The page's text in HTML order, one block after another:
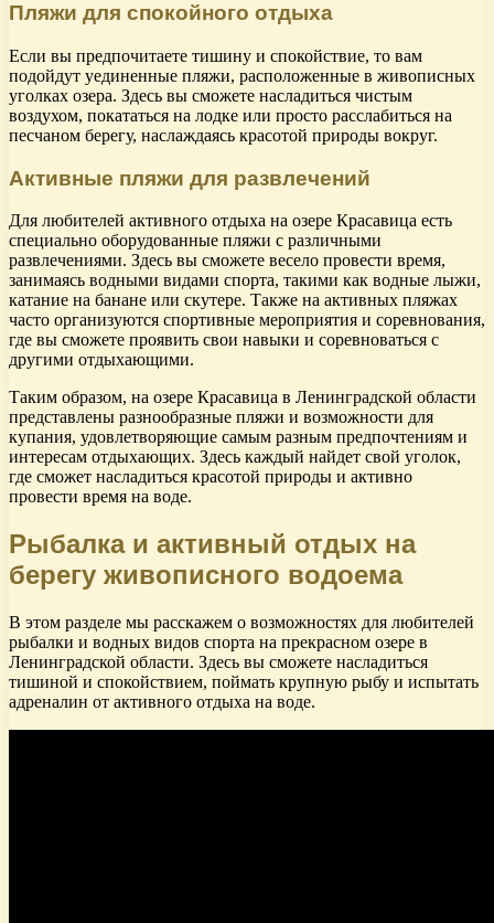
Пляжи для спокойного отдыха
Если вы предпочитаете тишину и спокойствие, то вам
подойдут уединенные пляжи, расположенные в живописных
уголках озера. Здесь вы сможете насладиться чистым
воздухом, покататься на лодке или просто расслабиться на
песчаном берегу, наслаждаясь красотой природы вокруг.
Активные пляжи для развлечений
Для любителей активного отдыха на озере Красавица есть
специально оборудованные пляжи с различными
развлечениями. Здесь вы сможете весело провести время,
занимаясь водными видами спорта, такими как водные лыжи,
катание на банане или скутере. Также на активных пляжах
часто организуются спортивные мероприятия и соревнования,
где вы сможете проявить свои навыки и соревноваться с
другими отдыхающими.
Таким образом, на озере Красавица в Ленинградской области
представлены разнообразные пляжи и возможности для
купания, удовлетворяющие самым разным предпочтениям и
интересам отдыхающих. Здесь каждый найдет свой уголок,
где сможет насладиться красотой природы и активно
провести время на воде.
Рыбалка и активный отдых на
берегу живописного водоема
В этом разделе мы расскажем о возможностях для любителей
рыбалки и водных видов спорта на прекрасном озере в
Ленинградской области. Здесь вы сможете насладиться
тишиной и спокойствием, поймать крупную рыбу и испытать
адреналин от активного отдыха на воде.